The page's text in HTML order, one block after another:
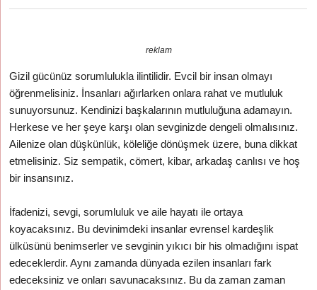
reklam
Gizil gücünüz sorumlulukla ilintilidir. Evcil bir insan olmayı
öğrenmelisiniz. İnsanları ağırlarken onlara rahat ve mutluluk
sunuyorsunuz. Kendinizi başkalarının mutluluğuna adamayın.
Herkese ve her şeye karşı olan sevginizde dengeli olmalısınız.
Ailenize olan düşkünlük, köleliğe dönüşmek üzere, buna dikkat
etmelisiniz. Siz sempatik, cömert, kibar, arkadaş canlısı ve hoş
bir insansınız.
İfadenizi, sevgi, sorumluluk ve aile hayatı ile ortaya
koyacaksınız. Bu devinimdeki insanlar evrensel kardeşlik
ülküsünü benimserler ve sevginin yıkıcı bir his olmadığını ispat
edeceklerdir. Aynı zamanda dünyada ezilen insanları fark
edeceksiniz ve onları savunacaksınız. Bu da zaman zaman